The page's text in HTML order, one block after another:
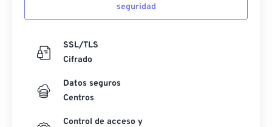
seguridad
SSL/TLS
Cifrado
Datos seguros
Centros
Control de acceso y